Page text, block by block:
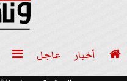
 أخبار عاجل
